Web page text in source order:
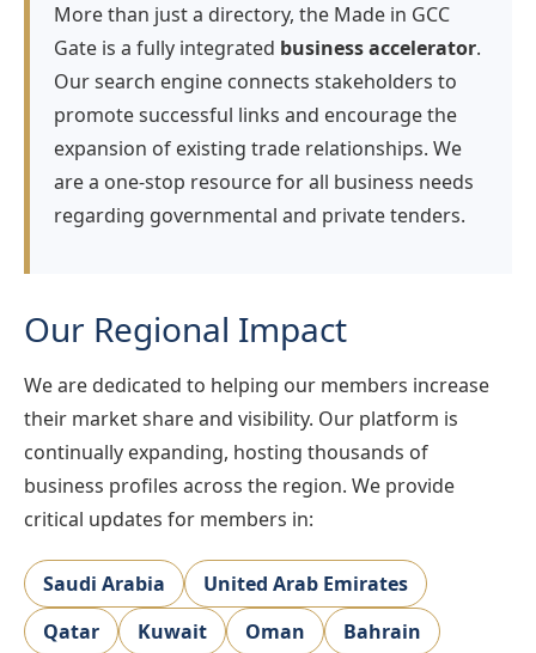
More than just a directory, the Made in GCC
Gate is a fully integrated business accelerator.
Our search engine connects stakeholders to
promote successful links and encourage the
expansion of existing trade relationships. We
are a one-stop resource for all business needs
regarding governmental and private tenders.
Our Regional Impact
We are dedicated to helping our members increase
their market share and visibility. Our platform is
continually expanding, hosting thousands of
business profiles across the region. We provide
critical updates for members in:
Saudi Arabia
United Arab Emirates
Qatar
Kuwait Oman Bahrain